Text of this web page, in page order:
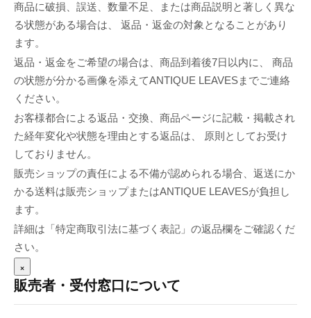
商品に破損、誤送、数量不足、または商品説明と著しく異な
る状態がある場合は、 返品・返金の対象となることがあり
ます。
返品・返金をご希望の場合は、商品到着後7日以内に、 商品
の状態が分かる画像を添えてANTIQUE LEAVESまでご連絡
ください。
お客様都合による返品・交換、商品ページに記載・掲載され
た経年変化や状態を理由とする返品は、 原則としてお受け
しておりません。
販売ショップの責任による不備が認められる場合、返送にか
かる送料は販売ショップまたはANTIQUE LEAVESが負担し
ます。
詳細は「特定商取引法に基づく表記」の返品欄をご確認くだ
さい。
×
販売者・受付窓口について